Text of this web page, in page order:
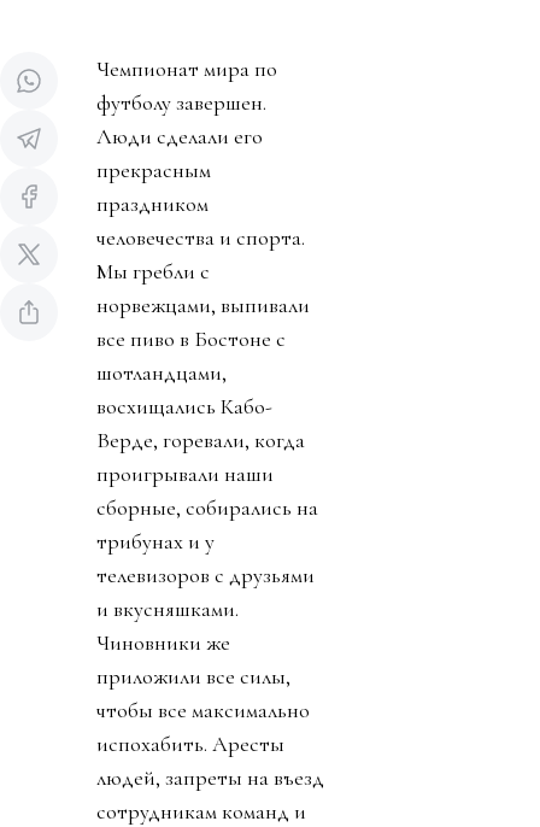
Чемпионат мира по
футболу завершен.
Люди сделали его
прекрасным
праздником
человечества и спорта.
Мы гребли с
норвежцами, выпивали
все пиво в Бостоне с
шотландцами,
восхищались Кабо-
Верде, горевали, когда
проигрывали наши
сборные, собирались на
трибунах и у
телевизоров с друзьями
и вкусняшками.
Чиновники же
приложили все силы,
чтобы все максимально
испохабить. Аресты
людей, запреты на въезд
сотрудникам команд и